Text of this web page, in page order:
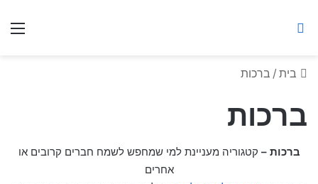
בית / ברכות
ברכות
ברכות – קטגוריה מעניינת למי שמחפש לשמח חברים קרובים או
אחרים